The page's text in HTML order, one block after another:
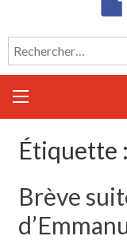
Rechercher :
Étiquette :
Brève